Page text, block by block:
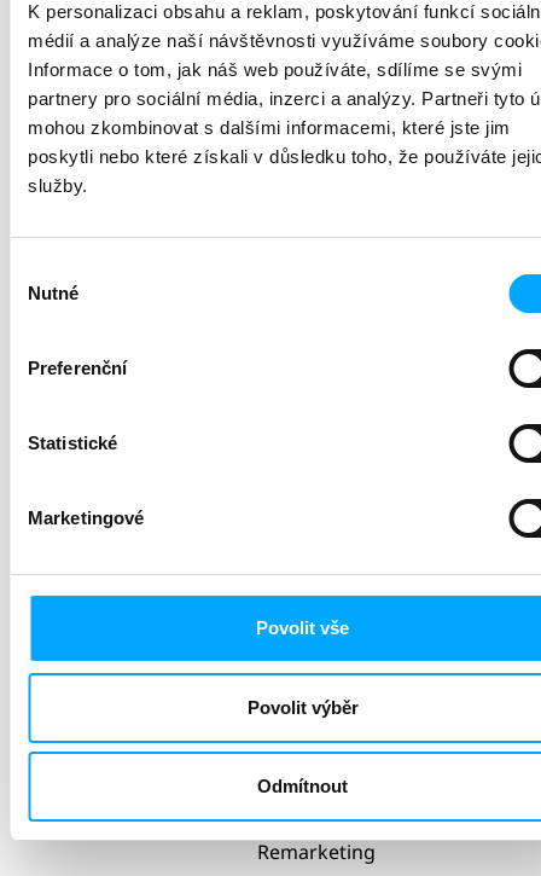
K personalizaci obsahu a reklam, poskytování funkcí
médií a analýze naší návštěvnosti využíváme soubory
Informace o tom, jak náš web používáte, sdílíme se svými
partnery pro sociální média, inzerci a analýzy. Partneři tyto
mohou zkombinovat s dalšími informacemi, které jste jim
poskytli nebo které získali v důsledku toho, že používáte
služby.
souhlasu
Nutné
Preferenční
Statistické
Marketingové
Povolit vše
Povolit výběr
Odmítnout
správce následující subjekty, kteří používají
soubory cookies:
Google Analytics provozované společností
Google LLC, se sídlem DE19808
Wilmington, Corporation Service Company,
251 Little Falls Drive, Spojené státy
sídlem Gordon House, Barrow Street,
2 Ireland (
VII. Druhy cookies
Název
Remarketing
reklamní
efektivity,
sledování
konverzí.
Persistent
Tracking,
Remarketing